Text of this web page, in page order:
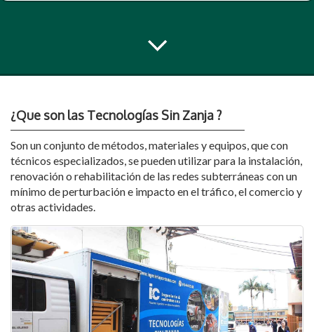
¿Que son las Tecnologías Sin Zanja ?
Son un conjunto de métodos, materiales y equipos, que con
técnicos especializados, se pueden utilizar para la instalación,
renovación o rehabilitación de las redes subterráneas con un
mínimo de perturbación e impacto en el tráfico, el comercio y
otras actividades.